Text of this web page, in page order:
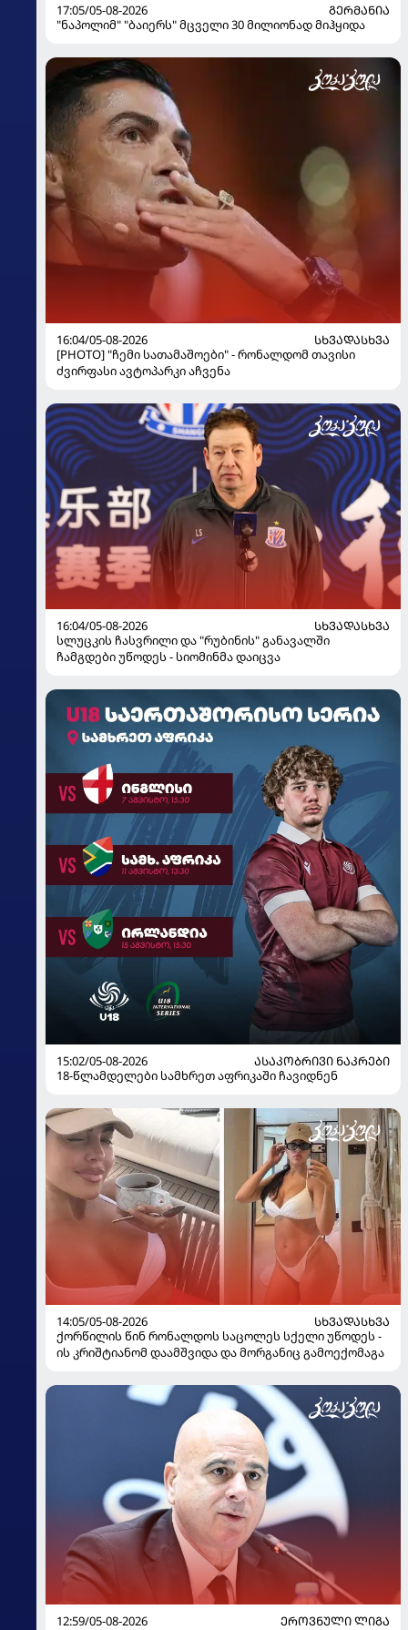
17:05/05-08-2026
ᲒᲔᲠᲛᲐᲜᲘᲐ
"ნაპოლიმ" "ბაიერს" მცველი 30 მილიონად მიჰყიდა
16:04/05-08-2026
ᲡᲮᲕᲐᲓᲐᲡᲮᲕᲐ
[PHOTO] "ჩემი სათამაშოები" - რონალდომ თავისი
ძვირფასი ავტოპარკი აჩვენა
16:04/05-08-2026
ᲡᲮᲕᲐᲓᲐᲡᲮᲕᲐ
სლუცკის ჩასვრილი და "რუბინის" განავალში
ჩამგდები უწოდეს - სიომინმა დაიცვა
15:02/05-08-2026
ᲐᲡᲐᲙᲝᲑᲠᲘᲕᲘ ᲜᲐᲙᲠᲔᲑᲘ
18-წლამდელები სამხრეთ აფრიკაში ჩავიდნენ
14:05/05-08-2026
ᲡᲮᲕᲐᲓᲐᲡᲮᲕᲐ
ქორწილის წინ რონალდოს საცოლეს სქელი უწოდეს -
ის კრიშტიანომ დაამშვიდა და მორგანიც გამოექომაგა
12:59/05-08-2026
ᲔᲠᲝᲕᲜᲣᲚᲘ ᲚᲘᲒᲐ